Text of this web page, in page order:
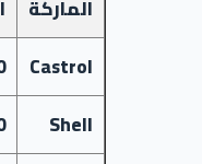
الماركة
Castrol
Shell